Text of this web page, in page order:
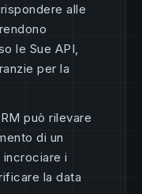
alle
le Sue API,
per la
può rilevare
di un
i
la data